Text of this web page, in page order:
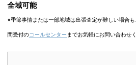
全域可能
※季節事情または一部地域は出張査定が難しい場合
間受付のコールセンター までお気軽にお問い合わせ